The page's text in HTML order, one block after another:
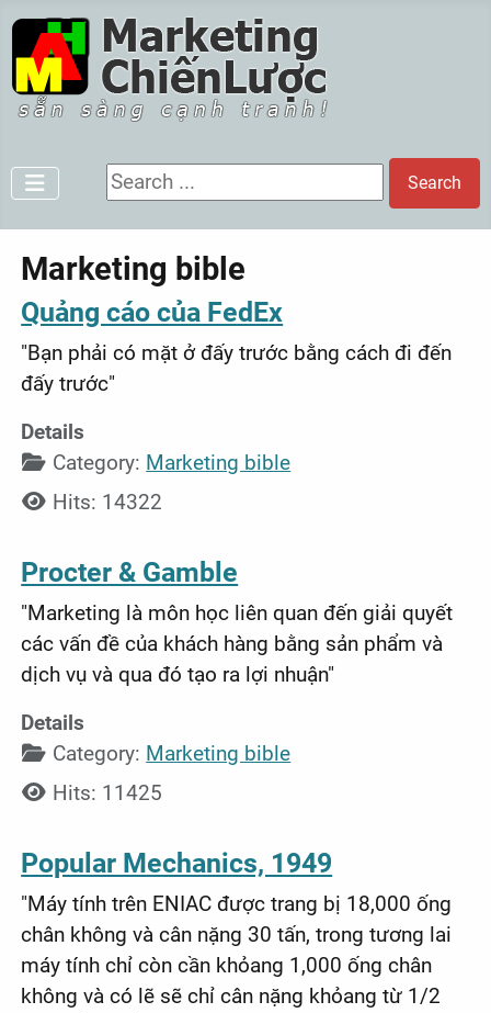
Search ... Search
Marketing bible
Quảng cáo của FedEx
"Bạn phải có mặt ở đấy trước bằng cách đi đến
đấy trước"
Details
Category: Marketing bible
Hits: 14322
Procter & Gamble
"Marketing là môn học liên quan đến giải quyết
các vấn đề của khách hàng bằng sản phẩm và
dịch vụ và qua đó tạo ra lợi nhuận"
Details
Category: Marketing bible
Hits: 11425
Popular Mechanics, 1949
"Máy tính trên ENIAC được trang bị 18,000 ống
chân không và cân nặng 30 tấn, trong tương lai
máy tính chỉ còn cần khỏang 1,000 ống chân
không và có lẽ sẽ chỉ cân nặng khỏang từ 1/2